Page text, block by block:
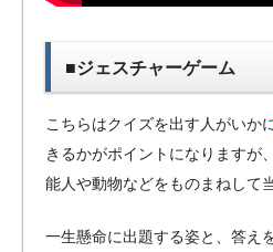
■ジェスチャーゲーム
こちらはクイズを出す人がいか
きるかがポイントになりますが
能人や動物などをものまねして
一生懸命に出題する姿と、答え